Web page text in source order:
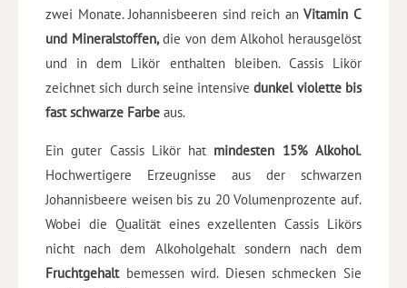
zwei Monate. Johannisbeeren sind reich anVitamin C
und Mineralstoffen,die von dem Alkohol herausgelöst
und in dem Likör enthalten bleiben. Cassis Likör
zeichnet sich durch seine intensivedunkel violette bis
fast schwarze Farbe aus.
Ein guter Cassis Likör hat mindesten 15% Alkohol.
Hochwertigere Erzeugnisse aus der schwarzen
Johannisbeere weisen bis zu 20 Volumenprozente auf.
Wobei die Qualität eines exzellenten Cassis Likörs
nicht nach dem Alkoholgehalt sondern nach dem
Fruchtgehaltbemessen wird. Diesen schmecken Sie